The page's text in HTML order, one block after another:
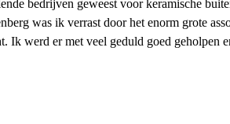
bedrijven geweest voor keramische
was ik verrast door het enorm grote
Ik werd er met veel geduld goed geholpen